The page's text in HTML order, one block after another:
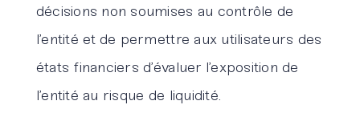
décisions non soumises au contrôle de
l’entité et de permettre aux utilisateurs des
états financiers d’évaluer l’exposition de
l’entité au risque de liquidité.